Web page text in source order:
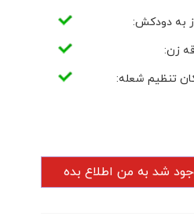
به دودکش:
زن:
تنظیم شعله: